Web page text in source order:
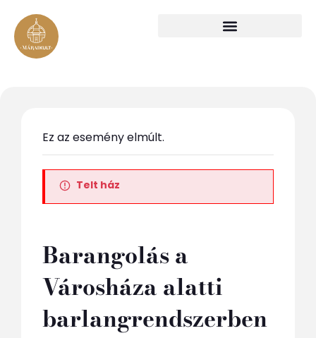
Ez az esemény elmúlt.
Telt ház
Barangolás a
Városháza alatti
barlangrendszerben